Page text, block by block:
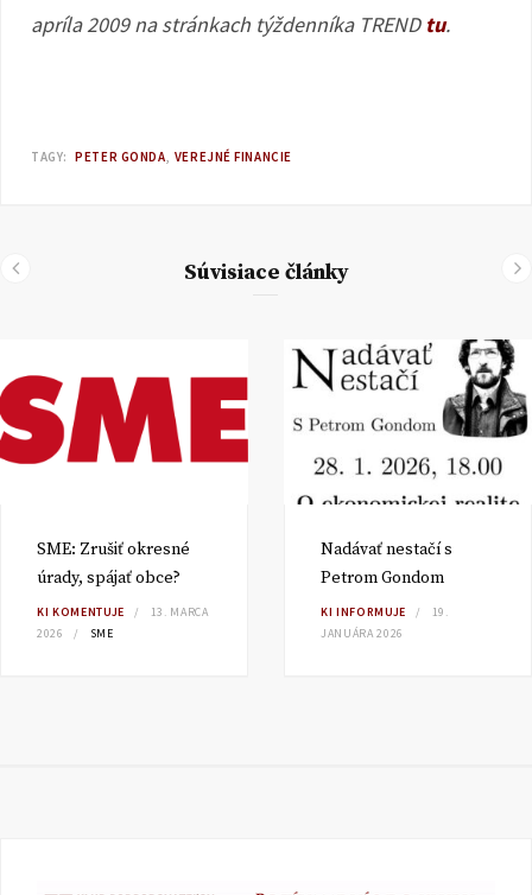
apríla 2009 na stránkach týždenníka TREND tu.
TAGY: PETER GONDA VEREJNÉ FINANCIE
Súvisiace články
SME: Zrušiť okresné
úrady, spájať obce?
KI KOMENTUJE
13. MARCA
2026
SME
Nadávať nestačí s
Petrom Gondom
KI INFORMUJE
19.
JANUÁRA 2026